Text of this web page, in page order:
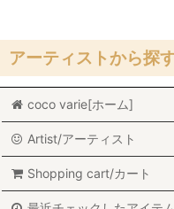
在庫あり
並び順:
アーティストから探
Stig Lindberg/スティグ・リ
Lisa Larson/リサ・ラーソン
Marianne Westman/マリア
coco varie[ホーム]
Artist/アーティスト
Shopping cart/カート